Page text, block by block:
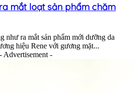
mắt loạt sản phẩm chăm
như ra mắt sản phẩm mới dưỡng da
hiệu Rene với gương mặt...
- Advertisement -